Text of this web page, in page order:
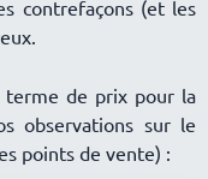
contrefaçons (et les
terme de prix pour la
observations sur le
points de vente) :